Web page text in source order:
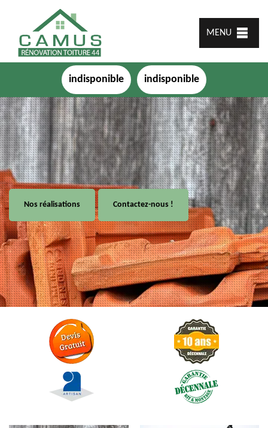
MENU
indisponible indisponible
Nos réalisations Contactez-nous !